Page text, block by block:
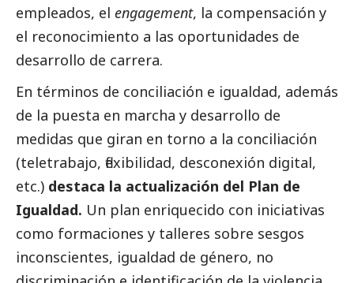
empleados, el engagement, la compensación y
el reconocimiento a las oportunidades de
desarrollo de carrera.
En términos de conciliación e igualdad, además
de la puesta en marcha y desarrollo de
medidas que giran en torno a la conciliación
(teletrabajo, flexibilidad, desconexión digital,
etc.) destaca la actualización del Plan de
Igualdad. Un plan enriquecido con iniciativas
como formaciones y talleres sobre sesgos
inconscientes, igualdad de género, no